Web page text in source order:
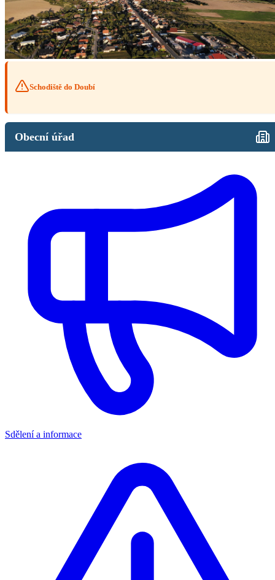
Schodiště do Doubí
Obecní úřad
Sdělení a informace